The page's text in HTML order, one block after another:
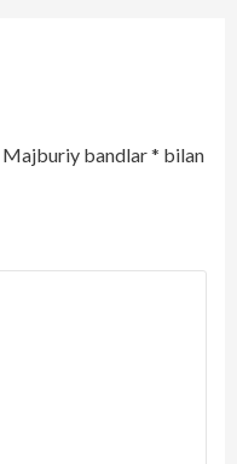
Majburiy bandlar* bilan